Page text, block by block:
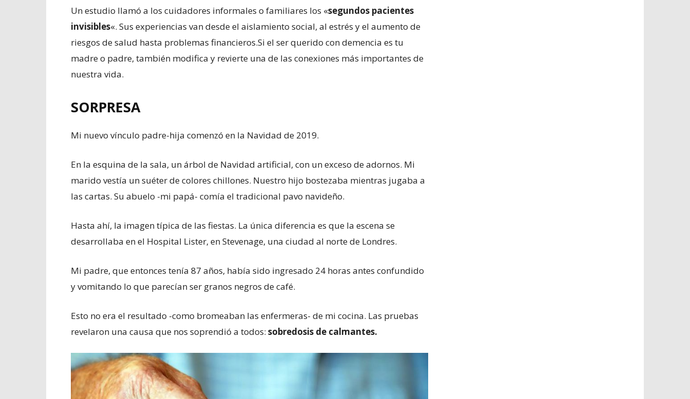
Un estudio llamó a los cuidadores informales o familiares los «segundos pacientes
invisibles«. Sus experiencias van desde el aislamiento social, al estrés y el aumento de
riesgos de salud hasta problemas financieros.Si el ser querido con demencia es tu
madre o padre, también modifica y revierte una de las conexiones más importantes de
nuestra vida.
SORPRESA
Mi nuevo vínculo padre-hija comenzó en la Navidad de 2019.
En la esquina de la sala, un árbol de Navidad artificial, con un exceso de adornos. Mi
marido vestía un suéter de colores chillones. Nuestro hijo bostezaba mientras jugaba a
las cartas. Su abuelo -mi papá- comía el tradicional pavo navideño.
Hasta ahí, la imagen típica de las fiestas. La única diferencia es que la escena se
desarrollaba en el Hospital Lister, en Stevenage, una ciudad al norte de Londres.
Mi padre, que entonces tenía 87 años, había sido ingresado 24 horas antes confundido
y vomitando lo que parecían ser granos negros de café.
Esto no era el resultado -como bromeaban las enfermeras- de mi cocina. Las pruebas
revelaron una causa que nos soprendió a todos: sobredosis de calmantes.